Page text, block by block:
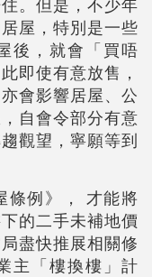
。但是，不少年
屋，特別是一些
後，就會「買唔
即使有意放售，
會影響居屋、公
自會令部分有意
觀望，寧願等到
條例》， 才能將
的二手未補地價
盡快推展相關修
主「樓換樓」計